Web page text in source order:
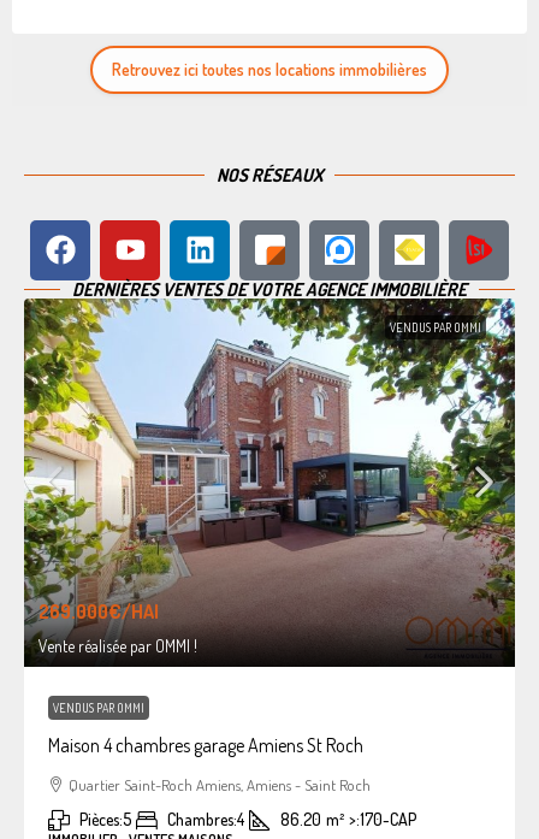
Retrouvez ici toutes nos locations immobilières
NOS RÉSEAUX
DERNIÈRES VENTES DE VOTRE AGENCE IMMOBILIÈRE
VENDUS PAR OMMI
269.000€/HAI
Vente réalisée par OMMI !
VENDUS PAR OMMI
Maison 4 chambres garage Amiens St Roch
Quartier Saint-Roch Amiens, Amiens - Saint Roch
Pièces:5 Chambres:4 86.20 m² >:170-CAP